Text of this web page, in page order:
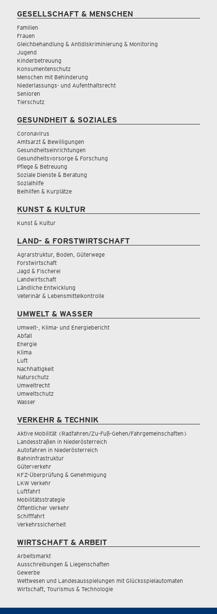
GESELLSCHAFT & MENSCHEN
Familien
Frauen
Gleichbehandlung & Antidiskriminierung & Monitoring
Jugend
Kinderbetreuung
Konsumentenschutz
Menschen mit Behinderung
Niederlassungs- und Aufenthaltsrecht
Senioren
Tierschutz
GESUNDHEIT & SOZIALES
Coronavirus
Amtsarzt & Bewilligungen
Gesundheitseinrichtungen
Gesundheitsvorsorge & Forschung
Pflege & Betreuung
Soziale Dienste & Beratung
Sozialhilfe
Beihilfen & Kurplätze
KUNST & KULTUR
Kunst & Kultur
LAND- & FORSTWIRTSCHAFT
Agrarstruktur, Boden, Güterwege
Forstwirtschaft
Jagd & Fischerei
Landwirtschaft
Ländliche Entwicklung
Veterinär & Lebensmittelkontrolle
UMWELT & WASSER
Umwelt-, Klima- und Energiebericht
Abfall
Energie
Klima
Luft
Nachhaltigkeit
Naturschutz
Umweltrecht
Umweltschutz
Wasser
VERKEHR & TECHNIK
Aktive Mobilität (Radfahren/Zu-Fuß-Gehen/Fahrgemeinschaften)
Landesstraßen in Niederösterreich
Autofahren in Niederösterreich
Bahninfrastruktur
Güterverkehr
KFZ-Überprüfung & Genehmigung
LKW Verkehr
Luftfahrt
Mobilitätsstrategie
Öffentlicher Verkehr
Schifffahrt
Verkehrssicherheit
WIRTSCHAFT & ARBEIT
Arbeitsmarkt
Ausschreibungen & Liegenschaften
Gewerbe
Wettwesen und Landesausspielungen mit Glücksspielautomaten
Wirtschaft, Tourismus & Technologie